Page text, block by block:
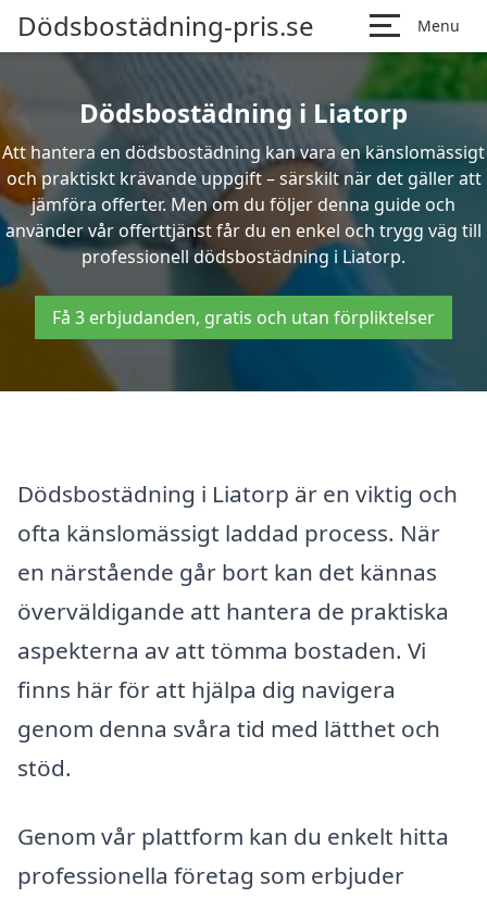
Dödsbostädning-pris.se Menu
Dödsbostädning i Liatorp
Att hantera en dödsbostädning kan vara en känslomässigt
och praktiskt krävande uppgift – särskilt när det gäller att
jämföra offerter. Men om du följer denna guide och
använder vår offerttjänst får du en enkel och trygg väg till
professionell dödsbostädning i Liatorp.
Få 3 erbjudanden, gratis och utan förpliktelser
Dödsbostädning i Liatorp är en viktig och
ofta känslomässigt laddad process. När
en närstående går bort kan det kännas
överväldigande att hantera de praktiska
aspekterna av att tömma bostaden. Vi
finns här för att hjälpa dig navigera
genom denna svåra tid med lätthet och
stöd.
Genom vår plattform kan du enkelt hitta
professionella företag som erbjuder